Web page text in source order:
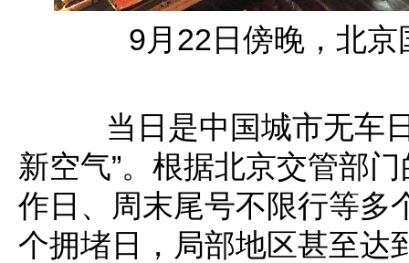
9月22日傍晚，北京
当日是中国城市无车日
新空气”。根据北京交管部
作日、周末尾号不限行等多
个拥堵日，局部地区甚至达